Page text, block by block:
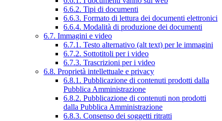
6.6.2. Tipi di documenti
6.6.3. Formato di lettura dei documenti elettronici
6.6.4. Modalità di produzione dei documenti
6.7. Immagini e video
6.7.1. Testo alternativo (alt text) per le immagini
6.7.2. Sottotitoli per i video
6.7.3. Trascrizioni per i video
6.8. Proprietà intellettuale e privacy
6.8.1. Pubblicazione di contenuti prodotti dalla
Pubblica Amministrazione
6.8.2. Pubblicazione di contenuti non prodotti
dalla Pubblica Amministrazione
6.8.3. Consenso dei soggetti ritratti